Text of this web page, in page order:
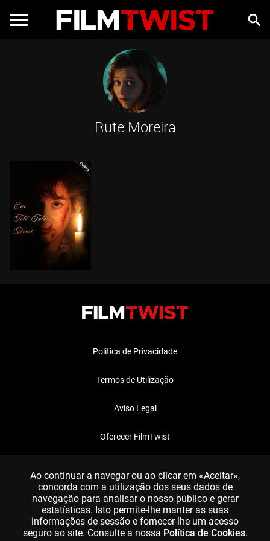
Rute Moreira
Política de Privacidade
Termos de Utilização
Aviso Legal
Oferecer FilmTwist
Ao continuar a navegar ou ao clicar em «Aceitar»,
concorda com a utilização dos seus dados de
navegação para analisar o nosso público e gerar
estatísticas. Isto permite-lhe manter as suas
informações de sessão e fornecer-lhe um acesso
seguro ao site. Consulte a nossa Política de Cookies.